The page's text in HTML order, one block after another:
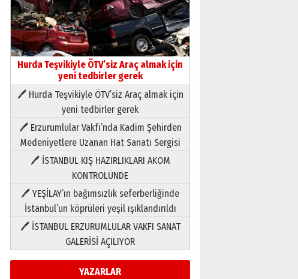
Hurda Teşvikiyle ÖTV’siz Araç almak için
yeni tedbirler gerek
🖊 Hurda Teşvikiyle ÖTV’siz Araç almak için
yeni tedbirler gerek
🖊 Erzurumlular Vakfı’nda Kadim Şehirden
Medeniyetlere Uzanan Hat Sanatı Sergisi
🖊 İSTANBUL KIŞ HAZIRLIKLARI AKOM
KONTROLÜNDE
🖊 YEŞİLAY’ın bağımsızlık seferberliğinde
İstanbul’un köprüleri yeşil ışıklandırıldı
🖊 İSTANBUL ERZURUMLULAR VAKFI SANAT
GALERİSİ AÇILIYOR
YAZARLAR
Neşat YALÇIN
Paranın Aile Kültüründeki Yeri
03 Ağustos 2026 Pazartesi
Yıldırım Gündoğdu
HAVVA’NIN ÜÇ KIZI
09 Temmuz 2026 Perşembe
Yusuf POLAT
Şampiyonluk Sebahattin
Şirin’e yazar
11 Mayıs 2026 Pazartesi